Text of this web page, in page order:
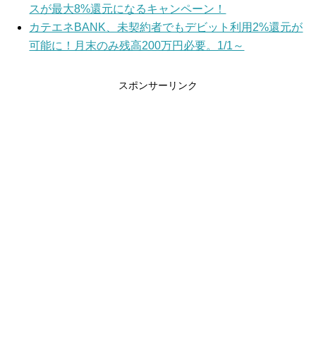
スが最大8%還元になるキャンペーン！
カテエネBANK、未契約者でもデビット利用2%還元が
可能に！月末のみ残高200万円必要。1/1～
スポンサーリンク